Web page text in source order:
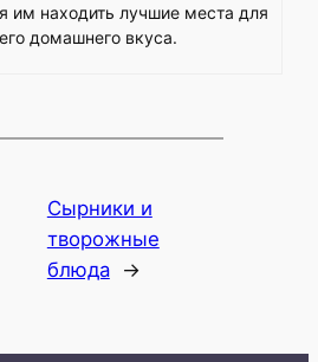
им находить лучшие места для
домашнего вкуса.
Сырники и
творожные
блюда
→